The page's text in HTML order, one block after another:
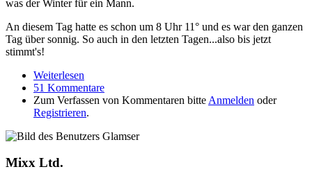
was der Winter für ein Mann.
An diesem Tag hatte es schon um 8 Uhr 11° und es war den ganzen
Tag über sonnig. So auch in den letzten Tagen...also bis jetzt
stimmt's!
Weiterlesen
51 Kommentare
Zum Verfassen von Kommentaren bitte Anmelden oder
Registrieren.
Mixx Ltd.